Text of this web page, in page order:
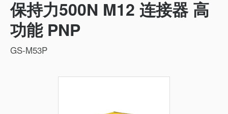
保持力500N M12 连接器 高
功能 PNP
GS-M53P